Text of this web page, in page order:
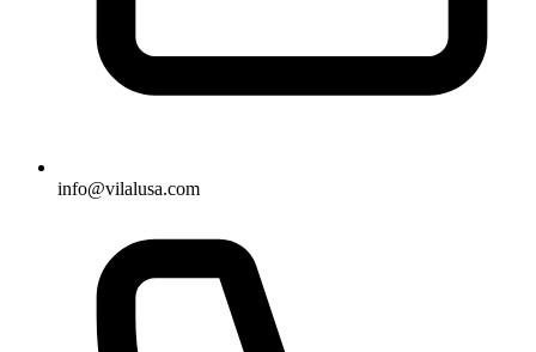
info@vilalusa.com